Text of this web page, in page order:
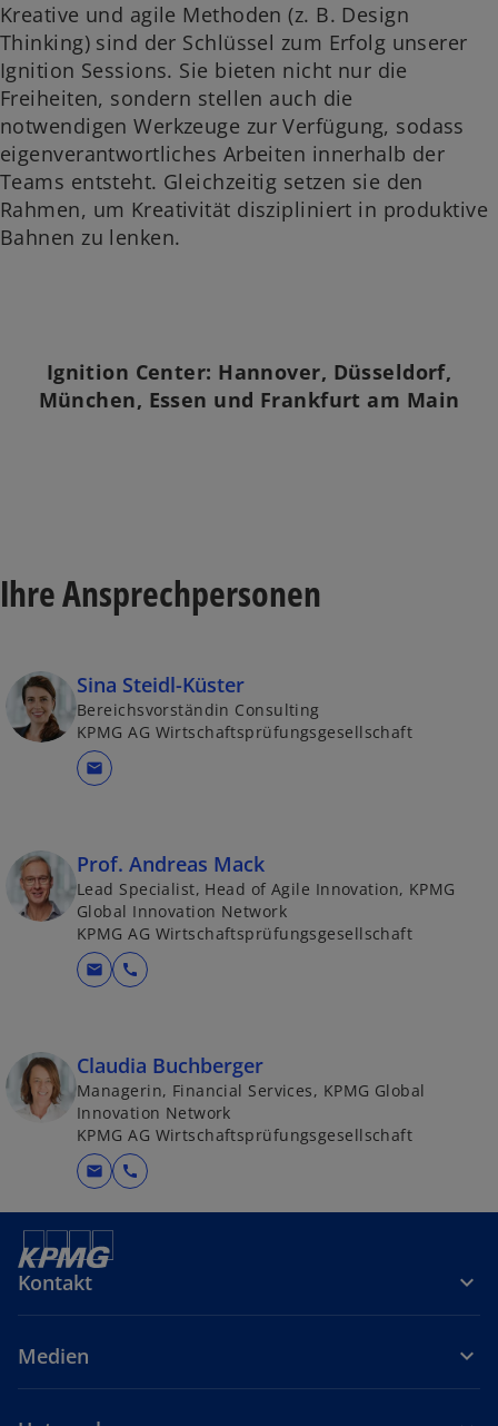
Kreative und agile Methoden (z. B. Design
Thinking) sind der Schlüssel zum Erfolg unserer
Ignition Sessions. Sie bieten nicht nur die
Freiheiten, sondern stellen auch die
notwendigen Werkzeuge zur Verfügung, sodass
eigenverantwortliches Arbeiten innerhalb der
Teams entsteht. Gleichzeitig setzen sie den
Rahmen, um Kreativität diszipliniert in produktive
Bahnen zu lenken.
Ignition Center: Hannover, Düsseldorf,
München, Essen und Frankfurt am Main
Ihre Ansprechpersonen
Sina Steidl-Küster
Bereichsvorständin Consulting
KPMG AG Wirtschaftsprüfungsgesellschaft
mail
Prof. Andreas Mack
Lead Specialist, Head of Agile Innovation, KPMG
Global Innovation Network
KPMG AG Wirtschaftsprüfungsgesellschaft
mail call
Claudia Buchberger
Managerin, Financial Services, KPMG Global
Innovation Network
KPMG AG Wirtschaftsprüfungsgesellschaft
mail call
Kontakt
Medien